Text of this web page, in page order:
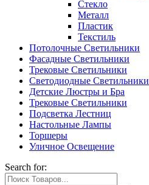
Стекло
Металл
Пластик
Текстиль
Потолочные Светильники
Фасадные Светильники
Трековые Светильники
Светодиодные Светильники
Детские Люстры и Бра
Трековые Светильники
Подсветка Лестниц
Настольные Лампы
Торшеры
Уличное Освещение
Search for: